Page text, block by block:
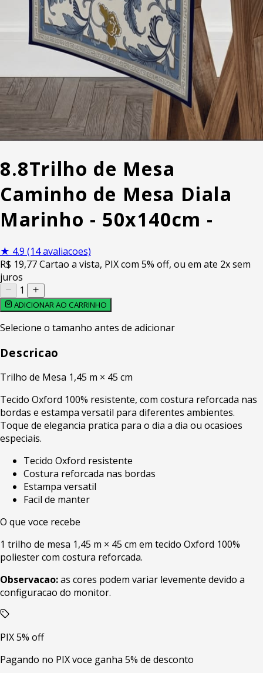
8.8Trilho de Mesa
Caminho de Mesa Diala
Marinho - 50x140cm -
★ 4.9 (14 avaliacoes)
R$ 19,77Cartao a vista, PIX com 5% off, ou em ate 2x sem
juros
1
ADICIONAR AO CARRINHO
Selecione o tamanho antes de adicionar
Descricao
Trilho de Mesa 1,45 m × 45 cm
Tecido Oxford 100% resistente, com costura reforcada nas
bordas e estampa versatil para diferentes ambientes.
Toque de elegancia pratica para o dia a dia ou ocasioes
especiais.
Tecido Oxford resistente
Costura reforcada nas bordas
Estampa versatil
Facil de manter
O que voce recebe
1 trilho de mesa 1,45 m × 45 cm em tecido Oxford 100%
poliester com costura reforcada.
Observacao:as cores podem variar levemente devido a
configuracao do monitor.
PIX 5% off
Pagando no PIX voce ganha 5% de desconto